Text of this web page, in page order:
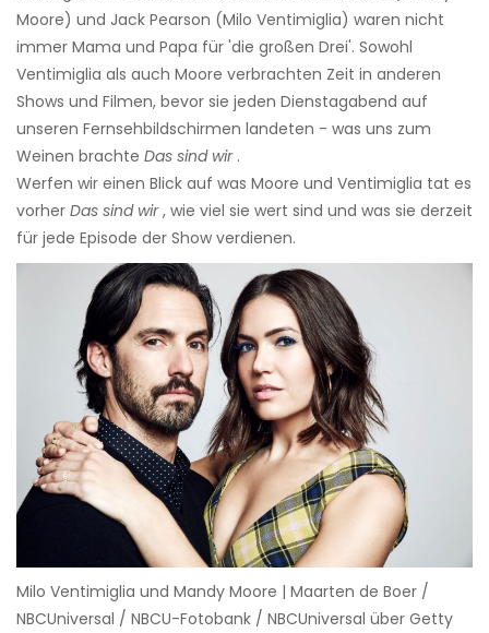
Moore) und Jack Pearson (Milo Ventimiglia) waren nicht
immer Mama und Papa für 'die großen Drei'. Sowohl
Ventimiglia als auch Moore verbrachten Zeit in anderen
Shows und Filmen, bevor sie jeden Dienstagabend auf
unseren Fernsehbildschirmen landeten - was uns zum
Weinen brachte Das sind wir.
Werfen wir einen Blick auf was Moore und Ventimiglia tat es
vorher Das sind wir, wie viel sie wert sind und was sie derzeit
für jede Episode der Show verdienen.
Milo Ventimiglia und Mandy Moore | Maarten de Boer /
NBCUniversal / NBCU-Fotobank / NBCUniversal über Getty